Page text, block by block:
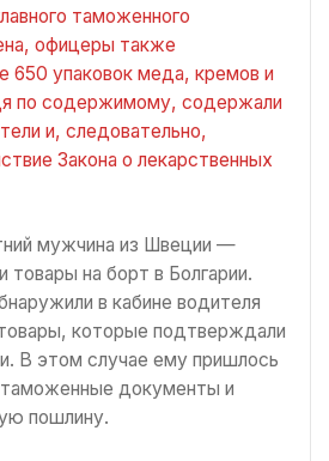
таможенного
офицеры также
650 упаковок меда, кремов и
по содержимому, содержали
и, следовательно,
Закона о лекарственных
мужчина из Швеции —
товары на борт в Болгарии.
в кабине водителя
которые подтверждали
В этом случае ему пришлось
документы и
пошлину.